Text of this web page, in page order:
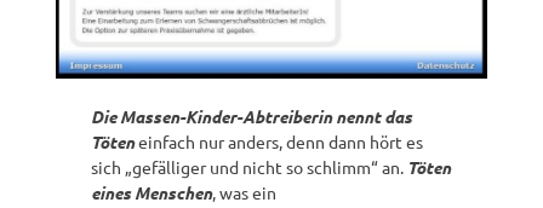
Die Massen-Kinder-Abtreiberin nennt das
Töteneinfach nur anders, denn dann hört es
sich „gefälliger und nicht so schlimm“ an. Töten
eines Menschen, was ein